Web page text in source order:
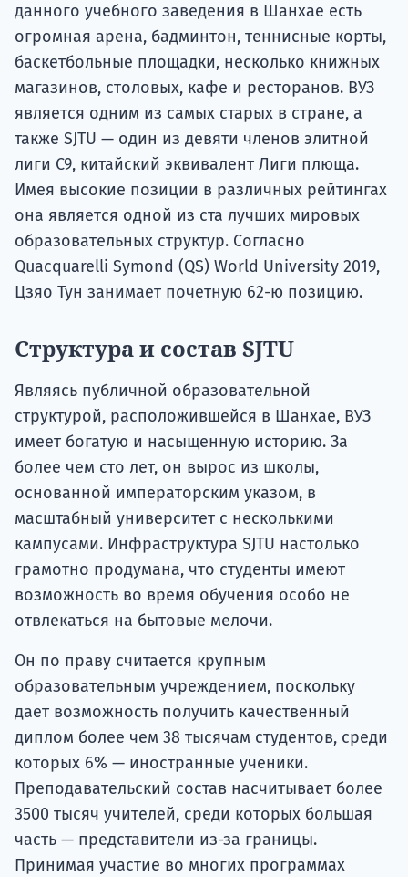
данного учебного заведения в Шанхае есть
огромная арена, бадминтон, теннисные корты,
баскетбольные площадки, несколько книжных
магазинов, столовых, кафе и ресторанов. ВУЗ
является одним из самых старых в стране, а
также SJTU — один из девяти членов элитной
лиги C9, китайский эквивалент Лиги плюща.
Имея высокие позиции в различных рейтингах
она является одной из ста лучших мировых
образовательных структур. Согласно
Quacquarelli Symond (QS) World University 2019,
Цзяо Тун занимает почетную 62-ю позицию.
Структура и состав SJTU
Являясь публичной образовательной
структурой, расположившейся в Шанхае, ВУЗ
имеет богатую и насыщенную историю. За
более чем сто лет, он вырос из школы,
основанной императорским указом, в
масштабный университет с несколькими
кампусами. Инфраструктура SJTU настолько
грамотно продумана, что студенты имеют
возможность во время обучения особо не
отвлекаться на бытовые мелочи.
Он по праву считается крупным
образовательным учреждением, поскольку
дает возможность получить качественный
диплом более чем 38 тысячам студентов, среди
которых 6% — иностранные ученики.
Преподавательский состав насчитывает более
3500 тысяч учителей, среди которых большая
часть — представители из-за границы.
Принимая участие во многих программах